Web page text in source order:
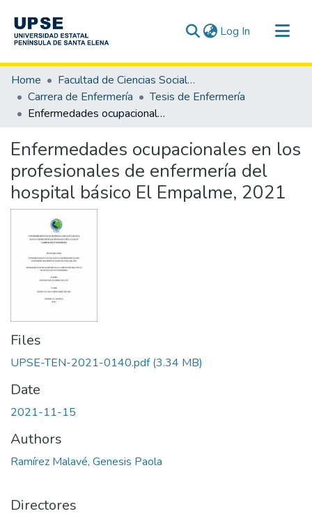
Log In (current)
Communities & Collections
All of DSpace
Statistics
Home
Facultad de Ciencias Sociales y de la Salud
Carrera de Enfermería
Tesis de Enfermería
Enfermedades ocupacionales en los profesionales de enfermería del hospital básico El Empalme, 2021
Enfermedades ocupacionales en los
profesionales de enfermería del
hospital básico El Empalme, 2021
Files
UPSE-TEN-2021-0140.pdf(3.34 MB)
Date
2021-11-15
Authors
Ramírez Malavé, Genesis Paola
Directores